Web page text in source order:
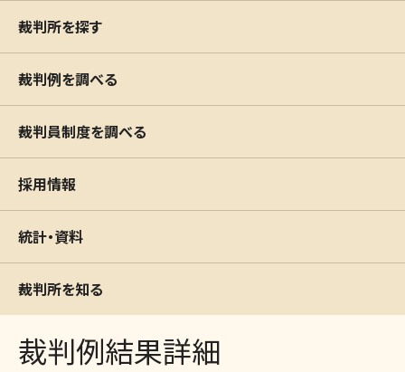
裁判所を探す
裁判例を調べる
裁判員制度を調べる
採用情報
統計・資料
裁判所を知る
裁判例結果詳細